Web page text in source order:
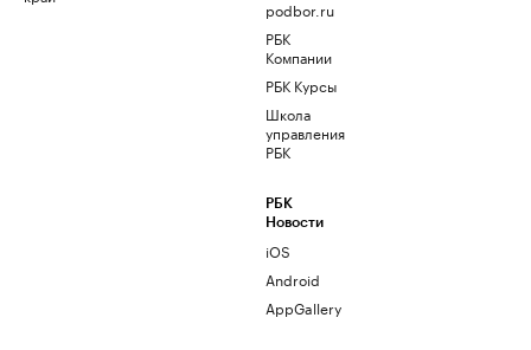
podbor.ru
РБК
Компании
РБК Курсы
Школа
управления
РБК
РБК
Новости
iOS
Android
AppGallery